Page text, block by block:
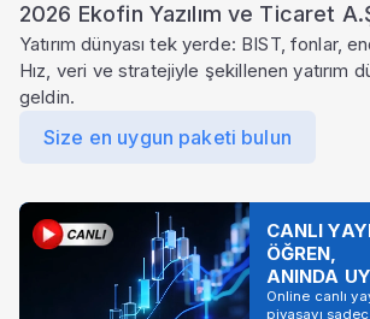
2026 Ekofin Yazılım ve Ticaret
Yatırım dünyası tek yerde: BIST, fonlar,
Hız, veri ve stratejiyle şekillenen yatırım
geldin.
Size en uygun paketi bulun
CANLI
ÖĞREN,
ANINDA
Online canlı
piyasayı